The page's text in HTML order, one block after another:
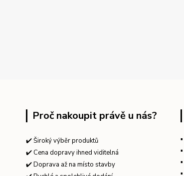
Proč nakoupit právě u nás?
✔️ Široký výběr produktů
✔️ Cena dopravy ihned viditelná
✔️ Doprava až na místo stavby
▪
▪
▪
▪